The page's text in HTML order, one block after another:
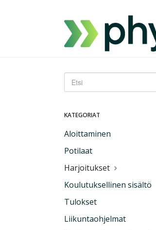
KATEGORIAT
Aloittaminen
Potilaat
Harjoitukset
Koulutuksellinen sisältö
Tulokset
Liikuntaohjelmat